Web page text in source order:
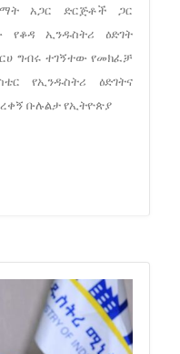
አጋር ድርጅቶች ጋር
የቆዳ ኢንዱስትሪ ዕድገት
ግብሩ ተገኝተው የመክፈቻ
የኢንዱስትሪ ዕድገትና
ቡሉልታ የኢትዮጵያ